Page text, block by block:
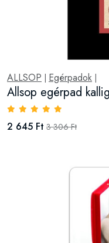
ALLSOP Egérpadok
Allsop egérpad
2 645 Ft 3 306 Ft